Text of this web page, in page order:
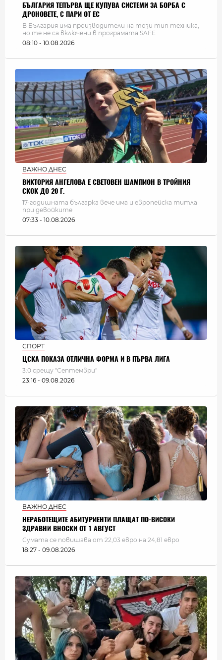
БЪЛГАРИЯ ТЕПЪРВА ЩЕ КУПУВА СИСТЕМИ ЗА БОРБА С
ДРОНОВЕТЕ, С ПАРИ ОТ ЕС
В България има производители на този тип техника,
но те не са включени в програмата SAFE
08:10 - 10.08.2026
ВАЖНО ДНЕС
ВИКТОРИЯ АНГЕЛОВА Е СВЕТОВЕН ШАМПИОН В ТРОЙНИЯ
СКОК ДО 20 Г.
17-годишната българка вече има и европейска титла
при девойките
07:33 - 10.08.2026
СПОРТ
ЦСКА ПОКАЗА ОТЛИЧНА ФОРМА И В ПЪРВА ЛИГА
3:0 срещу "Септември"
23:16 - 09.08.2026
ВАЖНО ДНЕС
НЕРАБОТЕЩИТЕ АБИТУРИЕНТИ ПЛАЩАТ ПО-ВИСОКИ
ЗДРАВНИ ВНОСКИ ОТ 1 АВГУСТ
Сумата се повишава от 22,03 евро на 24,81 евро
18:27 - 09.08.2026